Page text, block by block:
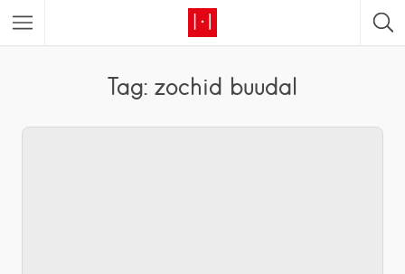
Tag: zochid buudal